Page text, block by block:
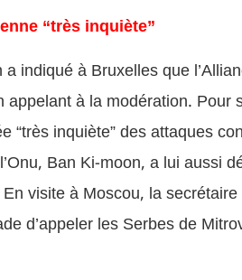
“très inquiète”
indiqué à Bruxelles que
à la modération. Pour
“très inquiète” des attaques
Ban Ki-moon, a lui aussi
visite à Moscou, la
d’appeler les Serbes de